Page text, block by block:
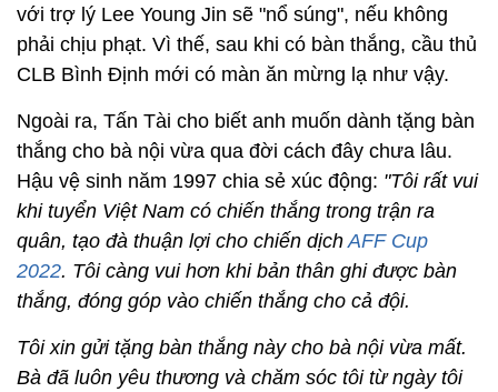
với trợ lý Lee Young Jin sẽ "nổ súng", nếu không
phải chịu phạt. Vì thế, sau khi có bàn thắng, cầu thủ
CLB Bình Định mới có màn ăn mừng lạ như vậy.
Ngoài ra, Tấn Tài cho biết anh muốn dành tặng bàn
thắng cho bà nội vừa qua đời cách đây chưa lâu.
Hậu vệ sinh năm 1997 chia sẻ xúc động: "Tôi rất vui
khi tuyển Việt Nam có chiến thắng trong trận ra
quân, tạo đà thuận lợi cho chiến dịch AFF Cup
2022. Tôi càng vui hơn khi bản thân ghi được bàn
thắng, đóng góp vào chiến thắng cho cả đội.
Tôi xin gửi tặng bàn thắng này cho bà nội vừa mất.
Bà đã luôn yêu thương và chăm sóc tôi từ ngày tôi